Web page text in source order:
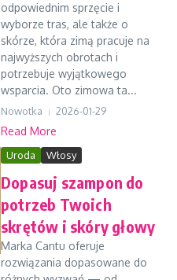
odpowiednim sprzęcie i
wyborze tras, ale także o
skórze, która zimą pracuje na
najwyższych obrotach i
potrzebuje wyjątkowego
wsparcia. Oto zimowa ta...
Nowotka 2026-01-29
Read More
Uroda Włosy
Dopasuj szampon do
potrzeb Twoich
skrętów i skóry głowy
Marka Cantu oferuje
rozwiązania dopasowane do